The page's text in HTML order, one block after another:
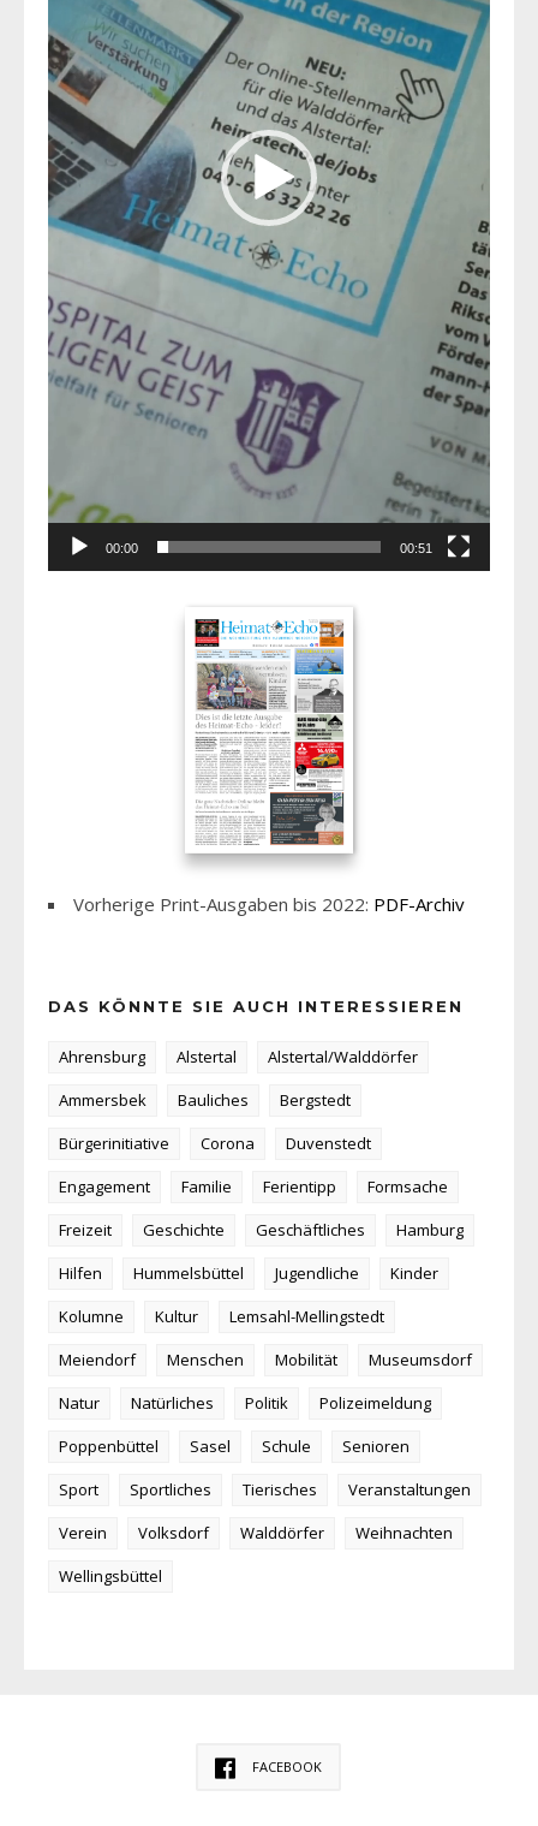
00:00 00:51
Vorherige Print-Ausgaben bis 2022: PDF-Archiv
DAS KÖNNTE SIE AUCH INTERESSIEREN
Ahrensburg Alstertal
Alstertal/Walddörfer
Ammersbek
Bauliches
Bergstedt
Bürgerinitiative
Corona
Duvenstedt
Engagement
Familie Ferientipp
Formsache
Freizeit
Geschichte Geschäftliches
Hamburg
Hilfen
Hummelsbüttel Jugendliche
Kinder
Kolumne
Kultur
Lemsahl-Mellingstedt
Meiendorf
Menschen Mobilität
Museumsdorf
Natur
Natürliches Politik
Polizeimeldung
Poppenbüttel
Sasel Schule
Senioren
Sport
Sportliches Tierisches
Veranstaltungen
Verein
Volksdorf Walddörfer
Weihnachten
Wellingsbüttel
FACEBOOK